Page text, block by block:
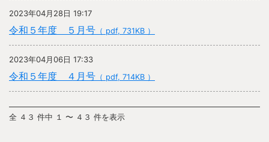
2023年04月28日 19:17
令和５年度 ５月号 （ pdf, 731KB ）
2023年04月06日 17:33
令和５年度 ４月号 （ pdf, 714KB ）
全 ４３ 件中 １ 〜 ４３ 件を表示